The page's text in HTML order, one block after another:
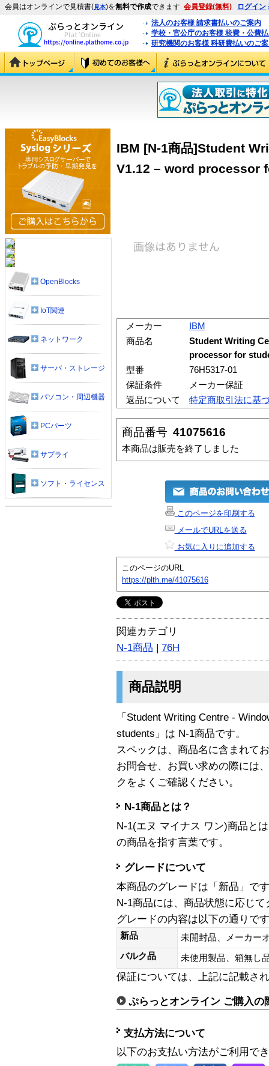
会員はオンラインで見積書(見本)を無料で作成できます 会員登録(無料) ログイン
法人のお客様 請求書払いのご案内
学校・官公庁のお客様 校費・公費
研究機関のお客様 科研費払いのご
IBM [N-1商品]Student
V1.12 – word processor
メーカー
IBM
商品名
Student Writing
processor for
型番
76H5317-01
保証条件
メーカー保証
返品について
特定商取引法に基
商品番号 41075616
本商品は販売を終了しました
このページを印刷する
メールでURLを送る
お気に入りに追加する
このページのURL
https://plth.me/41075616
関連カテゴリ
N-1商品 | 76H
商品説明
「Student Writing Centre -
students」は N-1商品です。
スペックは、商品名に含まれて
お問合せ、お買い求めの際には
クをよくご確認ください。
N-1商品とは？
N-1(エヌ マイナス ワン)商品と
の商品を指す言葉です。
グレードについて
本商品のグレードは「新品」です
N-1商品には、商品状態に応じ
グレードの内容は以下の通りで
新品
未開封品、メーカー
バルク品
未使用製品、箱無
保証については、上記に記載さ
ぷらっとオンライン ご購入の
支払方法について
以下のお支払い方法がご利用で
OpenBlocks
IoT関連
ネットワーク
サーバ・ストレージ
パソコン・周辺機器
PCパーツ
サプライ
ソフト・ライセンス